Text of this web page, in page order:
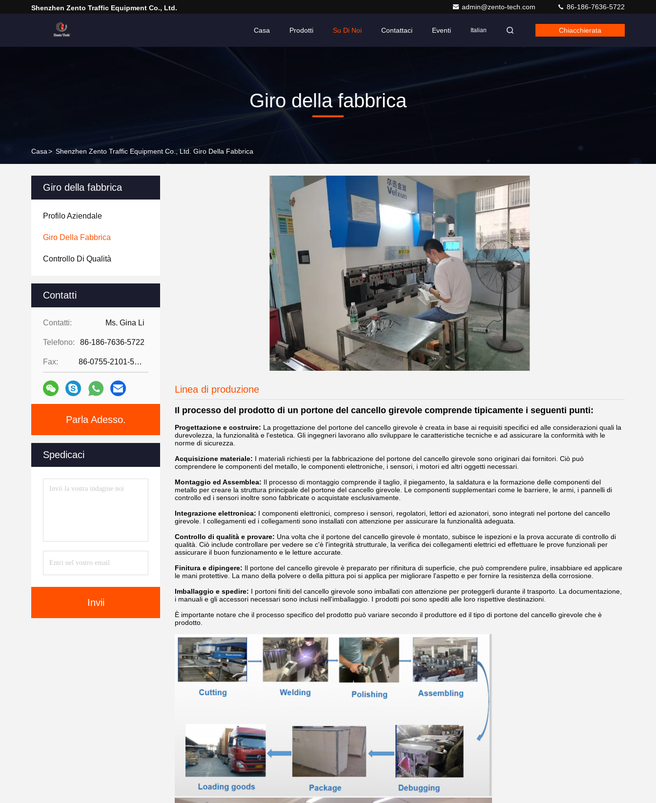
Shenzhen Zento Traffic Equipment Co., Ltd. admin@zento-tech.com 86-186-7636-5722
Casa Prodotti Su Di Noi Contattaci Eventi Italian Chiacchierata
Giro della fabbrica
Casa> Shenzhen Zento Traffic Equipment Co., Ltd. Giro Della Fabbrica
Giro della fabbrica
Profilo Aziendale
Giro Della Fabbrica
Controllo Di Qualità
Contatti
Contatti: Ms. Gina Li
Telefono: 86-186-7636-5722
Fax: 86-0755-2101-5736
Parla Adesso.
Spedicaci
Invii
Linea di produzione
Il processo del prodotto di un portone del cancello girevole comprende tipicamente i seguenti punti:
Progettazione e costruire: La progettazione del portone del cancello girevole è creata in base ai requisiti specifici ed alle considerazioni quali la
durevolezza, la funzionalità e l'estetica. Gli ingegneri lavorano allo sviluppare le caratteristiche tecniche e ad assicurare la conformità with le
norme di sicurezza.
Acquisizione materiale: I materiali richiesti per la fabbricazione del portone del cancello girevole sono originari dai fornitori. Ciò può
comprendere le componenti del metallo, le componenti elettroniche, i sensori, i motori ed altri oggetti necessari.
Montaggio ed Assemblea: Il processo di montaggio comprende il taglio, il piegamento, la saldatura e la formazione delle componenti del
metallo per creare la struttura principale del portone del cancello girevole. Le componenti supplementari come le barriere, le armi, i pannelli di
controllo ed i sensori inoltre sono fabbricate o acquistate esclusivamente.
Integrazione elettronica: I componenti elettronici, compreso i sensori, regolatori, lettori ed azionatori, sono integrati nel portone del cancello
girevole. I collegamenti ed i collegamenti sono installati con attenzione per assicurare la funzionalità adeguata.
Controllo di qualità e provare: Una volta che il portone del cancello girevole è montato, subisce le ispezioni e la prova accurate di controllo di
qualità. Ciò include controllare per vedere se c'è l'integrità strutturale, la verifica dei collegamenti elettrici ed effettuare le prove funzionali per
assicurare il buon funzionamento e le letture accurate.
Finitura e dipingere: Il portone del cancello girevole è preparato per rifinitura di superficie, che può comprendere pulire, insabbiare ed applicare
le mani protettive. La mano della polvere o della pittura poi si applica per migliorare l'aspetto e per fornire la resistenza della corrosione.
Imballaggio e spedire: I portoni finiti del cancello girevole sono imballati con attenzione per proteggerli durante il trasporto. La documentazione,
i manuali e gli accessori necessari sono inclusi nell'imballaggio. I prodotti poi sono spediti alle loro rispettive destinazioni.
È importante notare che il processo specifico del prodotto può variare secondo il produttore ed il tipo di portone del cancello girevole che è
prodotto.